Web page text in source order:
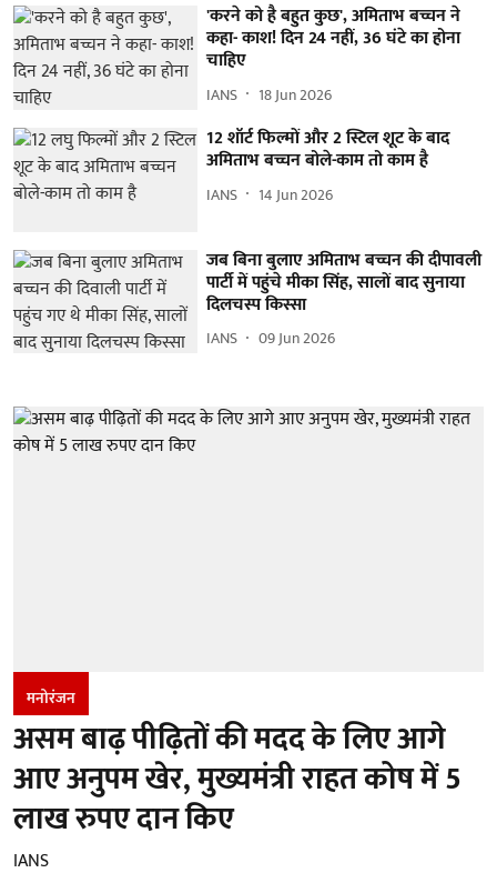
'करने को है बहुत कुछ', अमिताभ बच्चन ने
कहा- काश! दिन 24 नहीं, 36 घंटे का होना
चाहिए
IANS 18 Jun 2026
12 शॉर्ट फिल्मों और 2 स्टिल शूट के बाद
अमिताभ बच्चन बोले-काम तो काम है
IANS 14 Jun 2026
जब बिना बुलाए अमिताभ बच्चन की दीपावली
पार्टी में पहुंचे मीका सिंह, सालों बाद सुनाया
दिलचस्प किस्सा
IANS 09 Jun 2026
मनोरंजन
असम बाढ़ पीढ़ितों की मदद के लिए आगे
आए अनुपम खेर, मुख्यमंत्री राहत कोष में 5
लाख रुपए दान किए
IANS